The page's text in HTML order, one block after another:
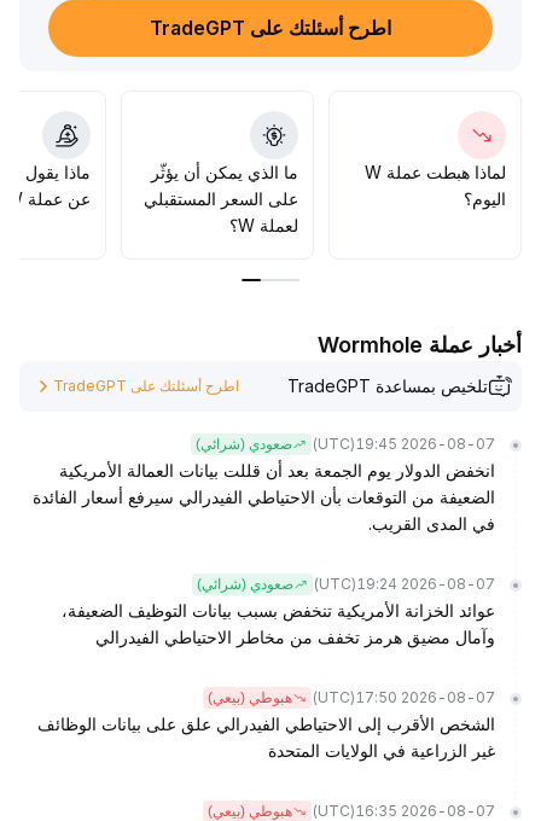
المتحدة وإيران، شهد W ارتدادًا تقنيًا ليعود إلى نطاق 0
0083، مما يُظهر علامات استقرار في القاع
.
0083؛ فإذا دعمه حجم التداول قد يشهد السعر محاولة للوصول
إلى مستوى المقاومة 0
0086 على المدى القصير
الاستراتيجية الحالية تركز على التذبذب ضمن النطاق مع إعطاء
الأولوية للدفاع والتداول بين البيع على الارتفاع والشراء عند
اطرح أسئلتك على TradeGPT
لماذا هبطت عملة W
اليوم؟
ما الذي يمكن أن يؤثّر
على السعر المستقبلي
لعملة W؟
ماذا يقول
عن عملة W؟
أخبار عملة Wormhole
تلخيص بمساعدة TradeGPT اطرح أسئلتك على TradeGPT
2026-08-07 19:45
(UTC) صعودي (شرائي)
انخفض الدولار يوم الجمعة بعد أن قللت بيانات العمالة الأمريكية
الضعيفة من التوقعات بأن الاحتياطي الفيدرالي سيرفع أسعار الفائدة
في المدى القريب.
2026-08-07 19:24
(UTC) صعودي (شرائي)
عوائد الخزانة الأمريكية تنخفض بسبب بيانات التوظيف الضعيفة،
وآمال مضيق هرمز تخفف من مخاطر الاحتياطي الفيدرالي
2026-08-07 17:50
(UTC) هبوطي (بيعي)
الشخص الأقرب إلى الاحتياطي الفيدرالي علق على بيانات الوظائف
غير الزراعية في الولايات المتحدة
2026-08-07 16:35
(UTC) هبوطي (بيعي)